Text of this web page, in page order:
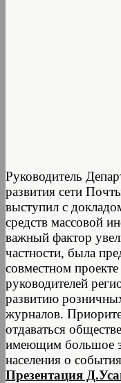
Руководитель
развития сети
выступил с
средств массовой
важный фактор
частности, была
совместном
руководителей
развитию
журналов.
отдаваться
имеющим большое
населения о
Презентация